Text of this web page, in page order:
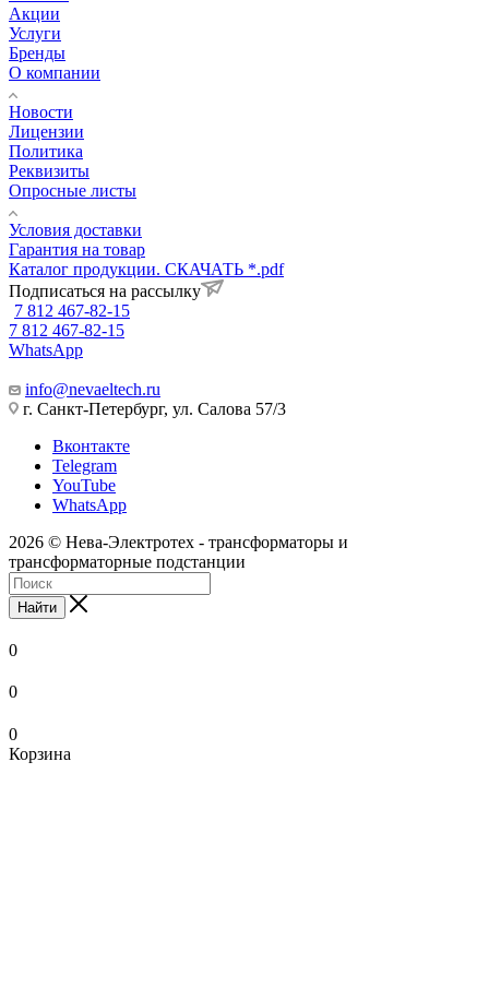
Акции
Услуги
Бренды
О компании
Новости
Лицензии
Политика
Реквизиты
Опросные листы
Условия доставки
Гарантия на товар
Каталог продукции. СКАЧАТЬ *.pdf
Подписаться на рассылку
7 812 467-82-15
7 812 467-82-15
WhatsApp
info@nevaeltech.ru
г. Санкт-Петербург, ул. Салова 57/3
Вконтакте
Telegram
YouTube
WhatsApp
2026 © Нева-Электротех - трансформаторы и
трансформаторные подстанции
Найти
0
0
0
Корзина